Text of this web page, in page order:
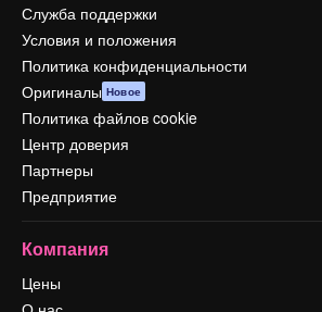
Служба поддержки
Условия и положения
Политика конфиденциальности
Оригиналы Новое
Политика файлов cookie
Центр доверия
Партнеры
Предприятие
Компания
Цены